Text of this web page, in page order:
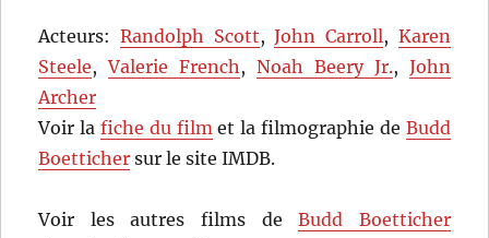
Acteurs: Randolph Scott,John Carroll, Karen
Steele,Valerie French,Noah Beery Jr., John
Archer
Voir la fiche du filmet la filmographie de Budd
Boetticher sur le site IMDB.
Voir les autres films deBudd Boetticher